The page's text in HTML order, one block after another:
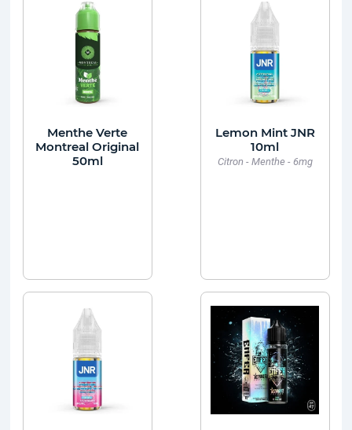
Menthe Verte
Montreal Original
50ml
Lemon Mint JNR
10ml
Citron - Menthe - 6mg